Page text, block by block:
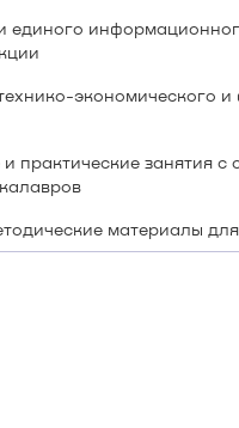
единого
практические занятия
материалы